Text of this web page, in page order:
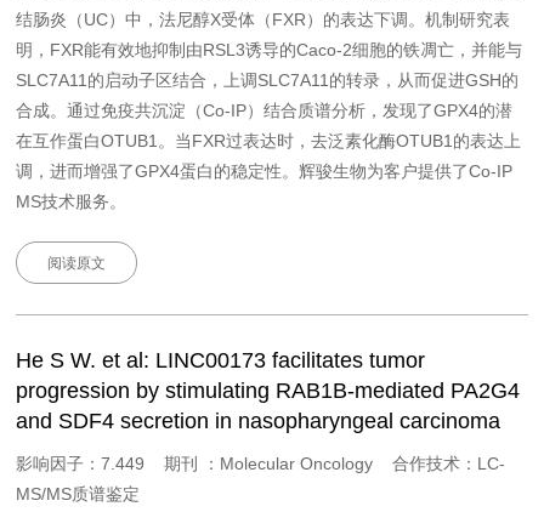
结肠炎（UC）中，法尼醇X受体（FXR）的表达下调。机制研究表
明，FXR能有效地抑制由RSL3诱导的Caco-2细胞的铁凋亡，并能与
SLC7A11的启动子区结合，上调SLC7A11的转录，从而促进GSH的
合成。通过免疫共沉淀（Co-IP）结合质谱分析，发现了GPX4的潜
在互作蛋白OTUB1。当FXR过表达时，去泛素化酶OTUB1的表达上
调，进而增强了GPX4蛋白的稳定性。辉骏生物为客户提供了Co-IP
MS技术服务。
阅读原文
He S W. et al: LINC00173 facilitates tumor
progression by stimulating RAB1B-mediated PA2G4
and SDF4 secretion in nasopharyngeal carcinoma
影响因子：7.449 期刊 ：Molecular Oncology 合作技术：LC-
MS/MS质谱鉴定